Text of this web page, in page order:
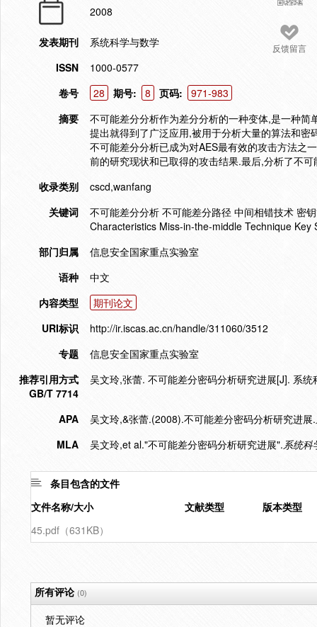
反馈留言
2008
发表期刊
系统科学与数学
ISSN
1000-0577
卷号
28 期号: 8 页码:
971-983
摘要
不可能差分分析作为差分分析的一种变体,是一种
提出就得到了广泛应用,被用于分析大量的算法和
不可能差分分析已成为对AES最有效的攻击方法之
前的研究现状和已取得的攻击结果.最后,分析了不
收录类别
cscd,wanfang
关键词
不可能差分分析 不可能差分路径 中间相错技术 密
Characteristics Miss-in-the-middle Technique Key
部门归属
信息安全国家重点实验室
语种
中文
内容类型
期刊论文
URI标识
http://ir.iscas.ac.cn/handle/311060/3512
专题
信息安全国家重点实验室
推荐引用方式
GB/T 7714
吴文玲,张蕾. 不可能差分密码分析研究进展[J]. 系
APA 吴文玲,&张蕾.(2008).不可能差分密码分析研究进展.
MLA
吴文玲,et al."不可能差分密码分析研究进展".系统科
条目包含的文件
文件名称/大小
文献类型
版本类型
45.pdf（631KB）
所有评论(0)
暂无评论